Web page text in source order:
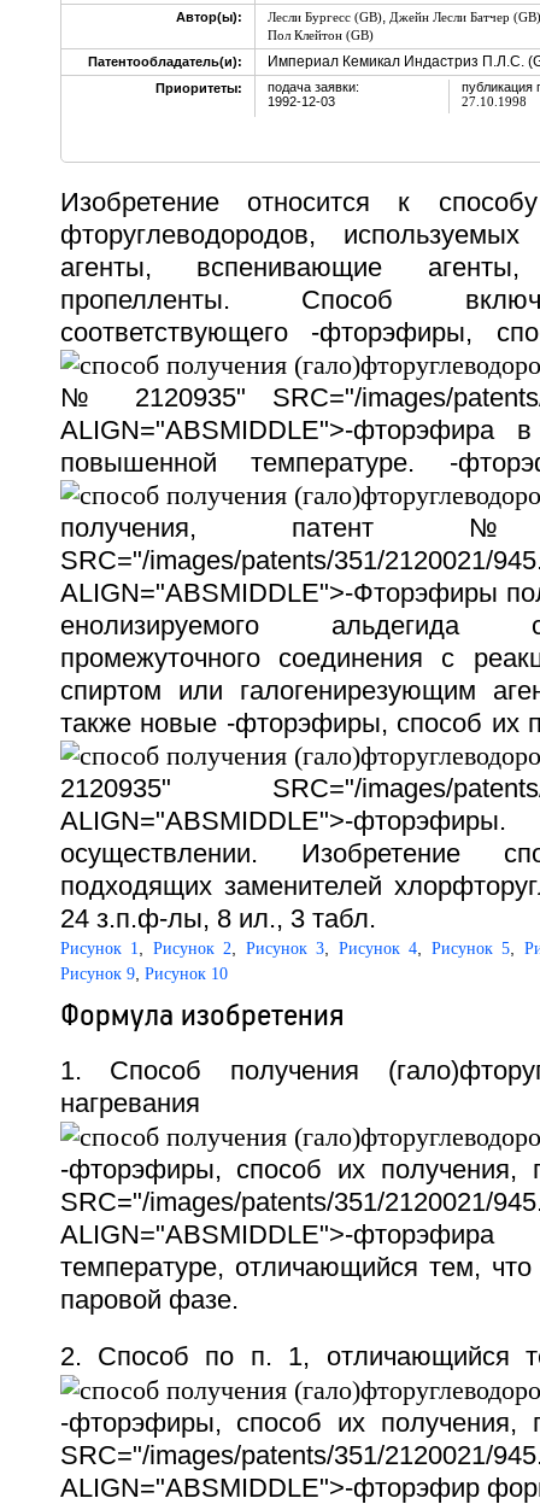
Автор(ы): Лесли Бургесс (GB), Джейн Лесли Батчер (GB)
Пол Клейтон (GB)
Патентообладатель(и):
Империал Кемикал Индастриз П.Л.С.
Приоритеты:
подача заявки:
1992-12-03
публикация
27.10.1998
Изобретение относится к
фторуглеводородов,
агенты, вспенивающие
пропелленты. Способ
соответствующего -фторэфиры,
№ 2120935" SRC="/images/patents/
ALIGN="ABSMIDDLE">-
повышенной температуре. -
получения, патент
SRC="/images/patents/351/2120021/
ALIGN="ABSMIDDLE">-Фторэфиры
енолизируемого альдегида
промежуточного соединения с
спиртом или галогенирезующим
также новые -фторэфиры, способ их
2120935" SRC="/images/patents/
ALIGN="ABSMIDDLE">-
осуществлении. Изобретение
подходящих заменителей
24 з.п.ф-лы, 8 ил., 3 табл.
Рисунок 1 Рисунок 2 Рисунок 3 Рисунок 4 Рисунок 5
Рисунок 9, Рисунок 10
Формула изобретения
1. Способ получения
нагревания
-фторэфиры, способ их
SRC="/images/patents/351/2120021/
ALIGN="ABSMIDDLE">-
температуре, отличающийся тем,
паровой фазе.
2. Способ по п. 1, отличающийся
-фторэфиры, способ их
SRC="/images/patents/351/2120021/
ALIGN="ABSMIDDLE">-фторэфир